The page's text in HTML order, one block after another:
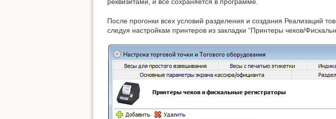
После прогонки всех условий разделения и создания Реализаций
следуя настройкам принтеров из закладки “Принтеры чеков/